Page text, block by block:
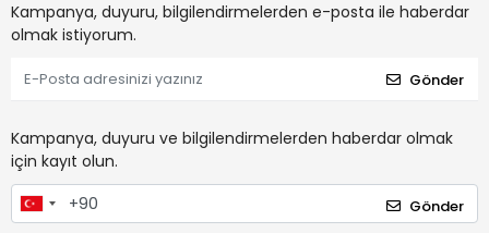
Kampanya, duyuru, bilgilendirmelerden e-posta ile haberdar
olmak istiyorum.
Gönder
Kampanya, duyuru ve bilgilendirmelerden haberdar olmak
için kayıt olun.
Gönder